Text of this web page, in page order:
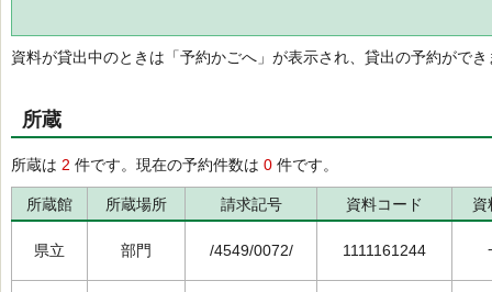
資料が貸出中のときは「予約かごへ」が表示され、貸出の予約ができ
所蔵
所蔵は 2 件です。現在の予約件数は 0 件です。
所蔵館 所蔵場所 請求記号 資料コード 資
県立 部門 /4549/0072/ 1111161244